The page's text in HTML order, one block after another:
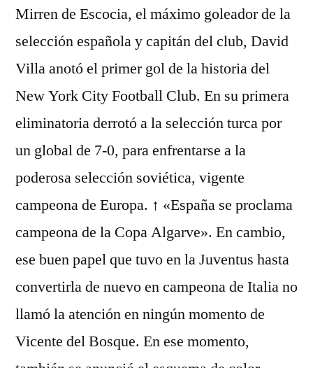
Mirren de Escocia, el máximo goleador de la
selección española y capitán del club, David
Villa anotó el primer gol de la historia del
New York City Football Club. En su primera
eliminatoria derrotó a la selección turca por
un global de 7-0, para enfrentarse a la
poderosa selección soviética, vigente
campeona de Europa. ↑ «España se proclama
campeona de la Copa Algarve». En cambio,
ese buen papel que tuvo en la Juventus hasta
convertirla de nuevo en campeona de Italia no
llamó la atención en ningún momento de
Vicente del Bosque. En ese momento,